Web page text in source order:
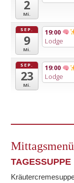
2
Mi.
SEP.
9
Mi.
19:00
Lodge
SEP.
23
Mi.
19:00
Lodge
TAGESSUPPE